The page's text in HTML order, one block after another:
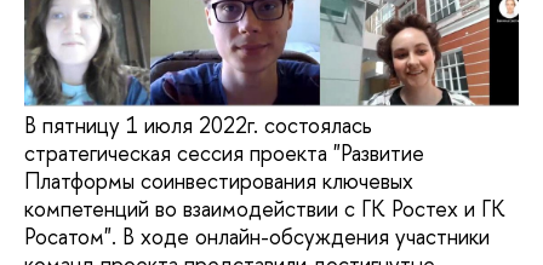
В пятницу 1 июля 2022г. состоялась
стратегическая сессия проекта "Развитие
Платформы соинвестирования ключевых
компетенций во взаимодействии с ГК Ростех и ГК
Росатом". В ходе онлайн-обсуждения участники